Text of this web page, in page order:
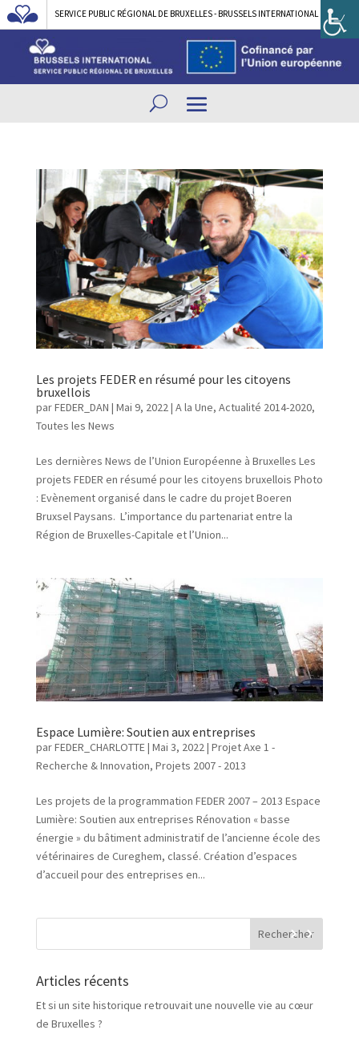
SERVICE PUBLIC RÉGIONAL DE BRUXELLES - BRUSSELS INTERNATIONAL
Les projets FEDER en résumé pour les citoyens
bruxellois
parFEDER_DAN | Mai 9, 2022| A la Une, Actualité 2014-2020,
Toutes les News
Les dernières News de l’Union Européenne à Bruxelles Les
projets FEDER en résumé pour les citoyens bruxellois Photo
: Evènement organisé dans le cadre du projet Boeren
Bruxsel Paysans. L’importance du partenariat entre la
Région de Bruxelles-Capitale et l’Union...
Espace Lumière: Soutien aux entreprises
parFEDER_CHARLOTTE| Mai 3, 2022| Projet Axe 1 -
Recherche & Innovation, Projets 2007 - 2013
Les projets de la programmation FEDER 2007 – 2013 Espace
Lumière: Soutien aux entreprises Rénovation « basse
énergie » du bâtiment administratif de l’ancienne école des
vétérinaires de Cureghem, classé. Création d’espaces
d’accueil pour des entreprises en...
Articles récents
Et si un site historique retrouvait une nouvelle vie au cœur
de Bruxelles ?